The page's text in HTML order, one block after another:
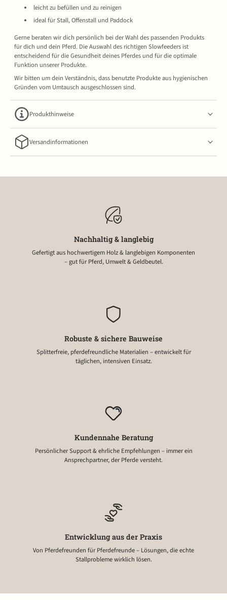
leicht zu befüllen und zu reinigen
ideal für Stall, Offenstall und Paddock
Gerne beraten wir dich persönlich bei der Wahl des passenden Produkts
für dich und dein Pferd. Die Auswahl des richtigen Slowfeeders ist
entscheidend für die Gesundheit deines Pferdes und für die optimale
Funktion unserer Produkte.
Wir bitten um dein Verständnis, dass benutzte Produkte aus hygienischen
Gründen vom Umtausch ausgeschlossen sind.
Produkthinweise
Versandinformationen
Nachhaltig & langlebig
Gefertigt aus hochwertigem Holz & langlebigen Komponenten
– gut für Pferd, Umwelt & Geldbeutel.
Robuste & sichere Bauweise
Splitterfreie, pferdefreundliche Materialien – entwickelt für
täglichen, intensiven Einsatz.
Kundennahe Beratung
Persönlicher Support & ehrliche Empfehlungen – immer ein
Ansprechpartner, der Pferde versteht.
Entwicklung aus der Praxis
Von Pferdefreunden für Pferdefreunde – Lösungen, die echte
Stallprobleme wirklich lösen.